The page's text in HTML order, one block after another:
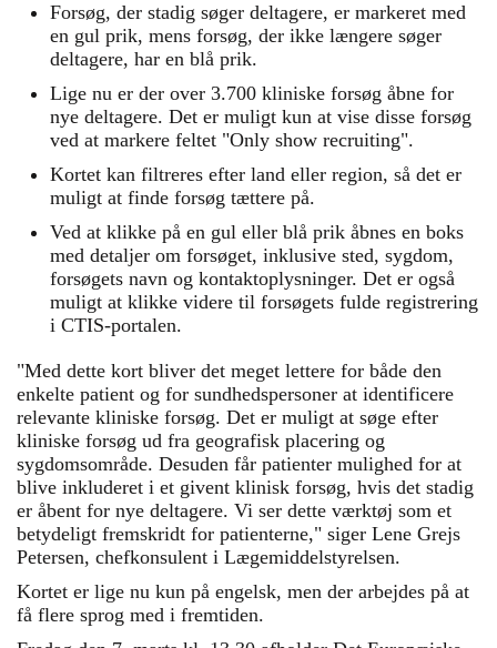
Forsøg, der stadig søger deltagere, er markeret med
en gul prik, mens forsøg, der ikke længere søger
deltagere, har en blå prik.
Lige nu er der over 3.700 kliniske forsøg åbne for
nye deltagere. Det er muligt kun at vise disse forsøg
ved at markere feltet "Only show recruiting".
Kortet kan filtreres efter land eller region, så det er
muligt at finde forsøg tættere på.
Ved at klikke på en gul eller blå prik åbnes en boks
med detaljer om forsøget, inklusive sted, sygdom,
forsøgets navn og kontaktoplysninger. Det er også
muligt at klikke videre til forsøgets fulde registrering
i CTIS-portalen.
"Med dette kort bliver det meget lettere for både den
enkelte patient og for sundhedspersoner at identificere
relevante kliniske forsøg. Det er muligt at søge efter
kliniske forsøg ud fra geografisk placering og
sygdomsområde. Desuden får patienter mulighed for at
blive inkluderet i et givent klinisk forsøg, hvis det stadig
er åbent for nye deltagere. Vi ser dette værktøj som et
betydeligt fremskridt for patienterne," siger Lene Grejs
Petersen, chefkonsulent i Lægemiddelstyrelsen.
Kortet er lige nu kun på engelsk, men der arbejdes på at
få flere sprog med i fremtiden.